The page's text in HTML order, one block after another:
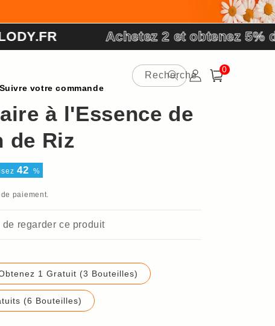
Achetez 2 et obtenez 5%
Suivre votre commande
Recherche
ConnexionPanier
0
0 article
à l'Essence de
de Riz
42 %
paiement.
regarder ce produit
1 Gratuit (3 Bouteilles)
(6 Bouteilles)